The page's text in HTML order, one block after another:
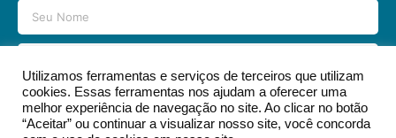
ENVIAR
Utilizamos ferramentas e serviços de terceiros que utilizam
cookies. Essas ferramentas nos ajudam a oferecer uma
melhor experiência de navegação no site. Ao clicar no botão
“Aceitar” ou continuar a visualizar nosso site, você concorda